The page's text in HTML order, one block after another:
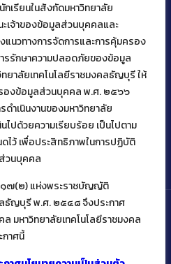
เรียนในสังกัดมหาวิทยาลัย
เจ้าของข้อมูลส่วนบุคคลและ
แนวทางการจัดการและการคุ้มครอง
รรักษาความปลอดภัยของข้อมูล
ยาลัยเทคโนโลยีราชมงคลธัญบุรี ให้
องข้อมูลส่วนบุคคล พ.ศ. ๒๕๖๖
ดำเนินงานของมหาวิทยาลัย
ไปด้วยความเรียบร้อย เป็นไปตาม
ไว้ เพื่อประสิทธิภาพในการปฏิบัติ
วนบุคคล
๑๗(๒) แห่งพระราชบัญญัติ
ลธัญบุรี พ.ศ. ๒๕๔๘ จึงประกาศ
มหาวิทยาลัยเทคโนโลยีราชมงคล
าศนี้
39 หมู่ 1
.คลองหก อ. คลองหลวง
จ.ปทุมธานี 12120
โทร 02 549 3161
Facebook
Instagram
Mail
โลยีคหกรรมศาสตร์ มหาวิทยาลัย
ราชมงคลธัญบุรี